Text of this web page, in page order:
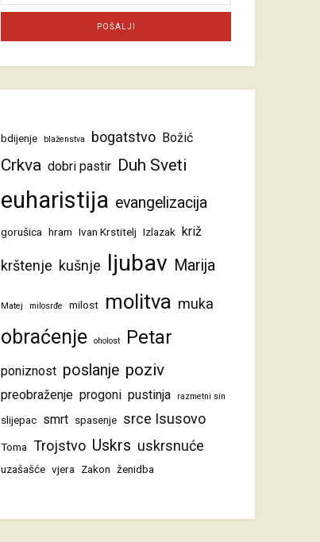
bdijenje blaženstva bogatstvo Božić
Crkva dobri pastir Duh Sveti
euharistija evangelizacija
gorušica hram Ivan Krstitelj Izlazak križ
krštenje kušnje ljubav Marija
Matej milosrđe milost molitva muka
obraćenje oholost Petar
poniznost poslanje poziv
preobraženje progoni pustinja razmetni sin
slijepac smrt spasenje srce Isusovo
Toma Trojstvo Uskrs uskrsnuće
uzašašće vjera Zakon ženidba